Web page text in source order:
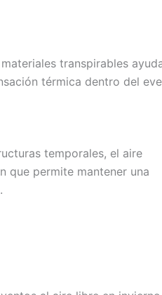
transpirables
térmica dentro del
temporales, el aire
que permite mantener una